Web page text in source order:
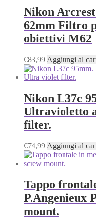
Nikon
62mm Filtro
obiettivi M62
€83,99 Aggiungi al
Nikon L37c
Ultravioletto
filter.
€74,99 Aggiungi al
Tappo
P.Angenieux
mount.